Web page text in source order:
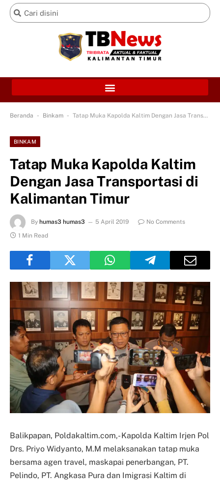
Beranda - Binkam - Tatap Muka Kapolda Kaltim Dengan Jasa Transportasi di Kalimantan Timur
BINKAM
Tatap Muka Kapolda Kaltim
Dengan Jasa Transportasi di
Kalimantan Timur
By humas3 humas3 5 April 2019
No Comments
1 Min Read
Balikpapan, Poldakaltim.com,- Kapolda Kaltim Irjen Pol
Drs. Priyo Widyanto, M.M melaksanakan tatap muka
bersama agen travel, maskapai penerbangan, PT.
Pelindo, PT. Angkasa Pura dan Imigrasi Kaltim di